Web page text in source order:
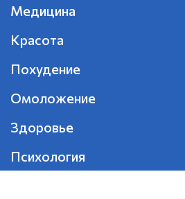
Медицина
Красота
Похудение
Омоложение
Здоровье
Психология